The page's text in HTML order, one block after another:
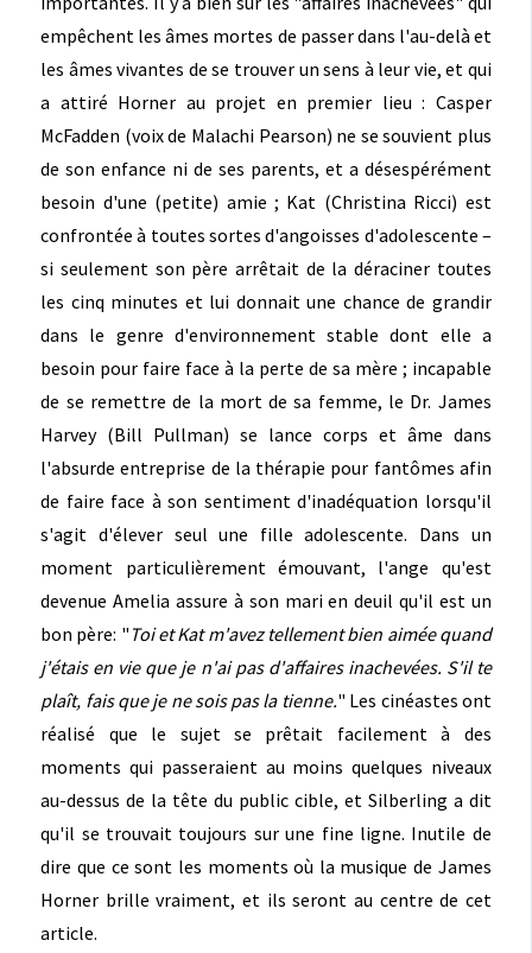
empêchent les âmes mortes de passer dans l'au-delà et
les âmes vivantes de se trouver un sens à leur vie, et qui
a attiré Horner au projet en premier lieu : Casper
McFadden (voix de Malachi Pearson) ne se souvient plus
de son enfance ni de ses parents, et a désespérément
besoin d'une (petite) amie ; Kat (Christina Ricci) est
confrontée à toutes sortes d'angoisses d'adolescente –
si seulement son père arrêtait de la déraciner toutes
les cinq minutes et lui donnait une chance de grandir
dans le genre d'environnement stable dont elle a
besoin pour faire face à la perte de sa mère ; incapable
de se remettre de la mort de sa femme, le Dr. James
Harvey (Bill Pullman) se lance corps et âme dans
l'absurde entreprise de la thérapie pour fantômes afin
de faire face à son sentiment d'inadéquation lorsqu'il
s'agit d'élever seul une fille adolescente. Dans un
moment particulièrement émouvant, l'ange qu'est
devenue Amelia assure à son mari en deuil qu'il est un
bon père: " Toi et Kat m'avez tellement bien aimée quand
j'étais en vie que je n'ai pas d'affaires inachevées. S'il te
plaît, fais que je ne sois pas la tienne." Les cinéastes ont
réalisé que le sujet se prêtait facilement à des
moments qui passeraient au moins quelques niveaux
au-dessus de la tête du public cible, et Silberling a dit
qu'il se trouvait toujours sur une fine ligne. Inutile de
dire que ce sont les moments où la musique de James
Horner brille vraiment, et ils seront au centre de cet
article.